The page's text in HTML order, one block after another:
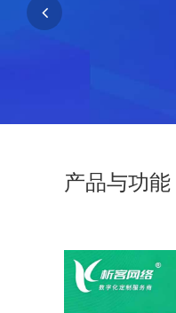
产品与功能